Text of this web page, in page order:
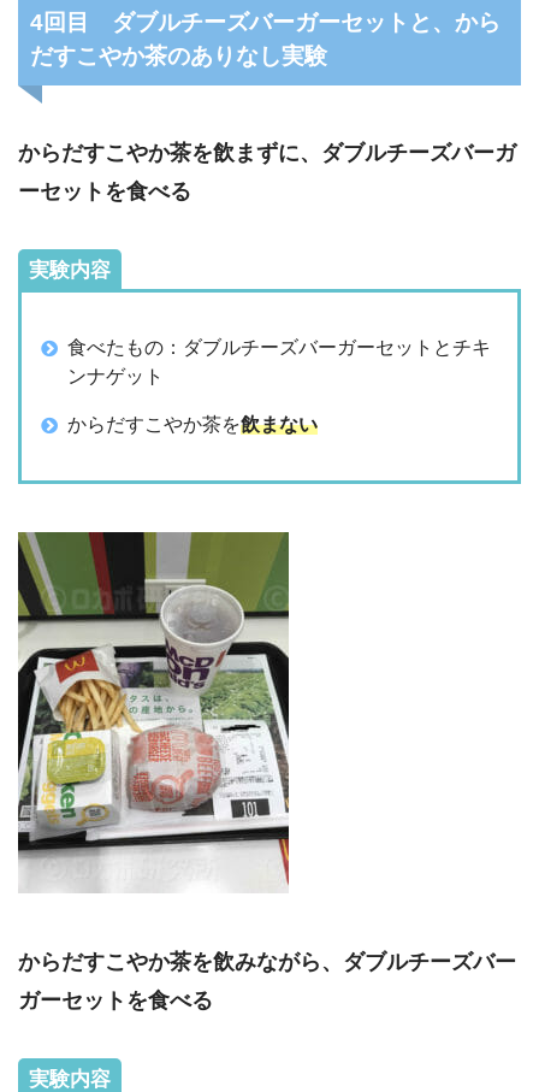
4回目 ダブルチーズバーガーセットと、から
だすこやか茶のありなし実験
からだすこやか茶を飲まずに、ダブルチーズバーガ
ーセットを食べる
実験内容
食べたもの：ダブルチーズバーガーセットとチキ
ンナゲット
からだすこやか茶を飲まない
からだすこやか茶を飲みながら、ダブルチーズバー
ガーセットを食べる
実験内容